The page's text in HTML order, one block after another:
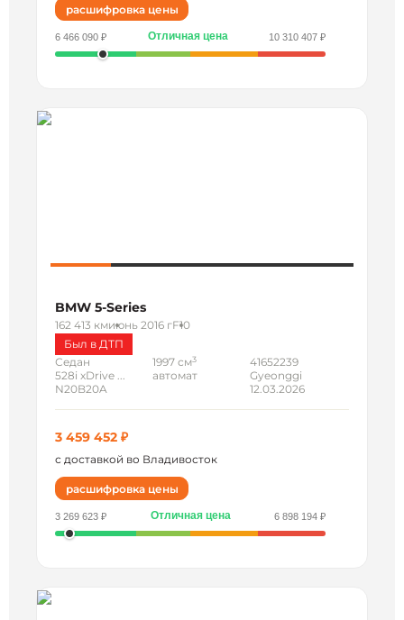
расшифровка цены
6 466 090 ₽ Отличная цена 10 310 407 ₽
BMW 5-Series
162 413 кмиюнь 2016 гF10
Был в ДТП
Седан
528i xDrive ...
N20B20A
1997 см3
автомат
41652239
Gyeonggi
12.03.2026
3 459 452 ₽
с доставкой во Владивосток
расшифровка цены
3 269 623 ₽ Отличная цена 6 898 194 ₽